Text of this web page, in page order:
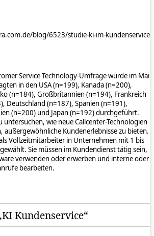
blog/6523/studie-ki-im-kundenservice
Service Technology-Umfrage wurde im Mai
in den USA (n=199), Kanada (n=200),
(n=184), Großbritannien (n=194), Frankreich
Deutschland (n=187), Spanien (n=191),
(n=200) und Japan (n=192) durchgeführt.
untersuchen, wie neue Callcenter-Technologien
außergewöhnliche Kundenerlebnisse zu bieten.
Vollzeitmitarbeiter in Unternehmen mit 1 bis
Sie müssen im Kundendienst tätig sein,
verwenden oder erwerben und interne oder
bearbeiten.
Kundenservice“